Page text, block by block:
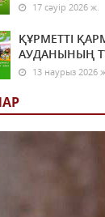
17 сәуір 2026 ж.
ҚҰРМЕТТІ
АУДАНЫНЫҢ
13 наурыз 2026